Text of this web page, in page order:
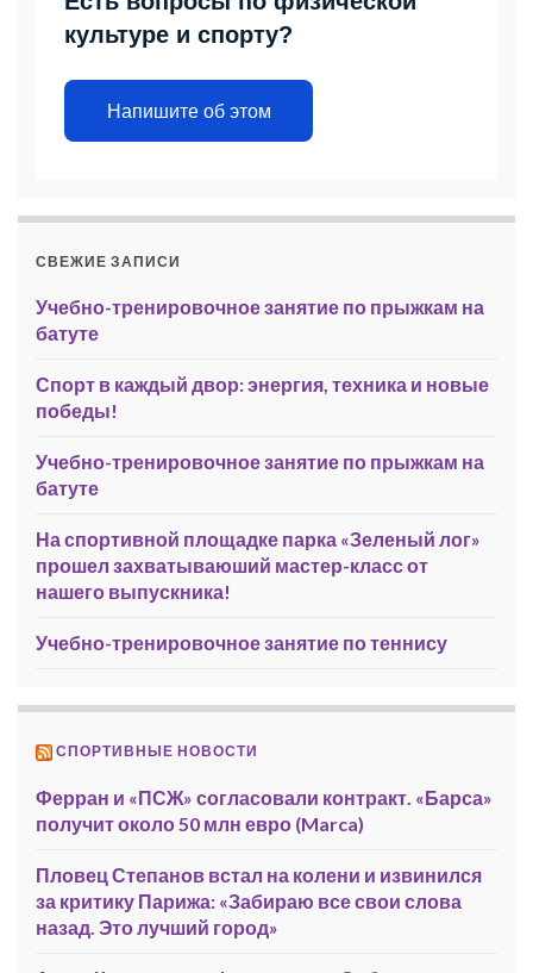
культуре и спорту?
Напишите об этом
СВЕЖИЕ ЗАПИСИ
Учебно-тренировочное занятие по прыжкам на
батуте
Спорт в каждый двор: энергия, техника и новые
победы!
Учебно-тренировочное занятие по прыжкам на
батуте
На спортивной площадке парка «Зеленый лог»
прошел захватываюший мастер-класс от
нашего выпускника!
Учебно-тренировочное занятие по теннису
СПОРТИВНЫЕ НОВОСТИ
Ферран и «ПСЖ» согласовали контракт. «Барса»
получит около 50 млн евро (Marca)
Пловец Степанов встал на колени и извинился
за критику Парижа: «Забираю все свои слова
назад. Это лучший город»